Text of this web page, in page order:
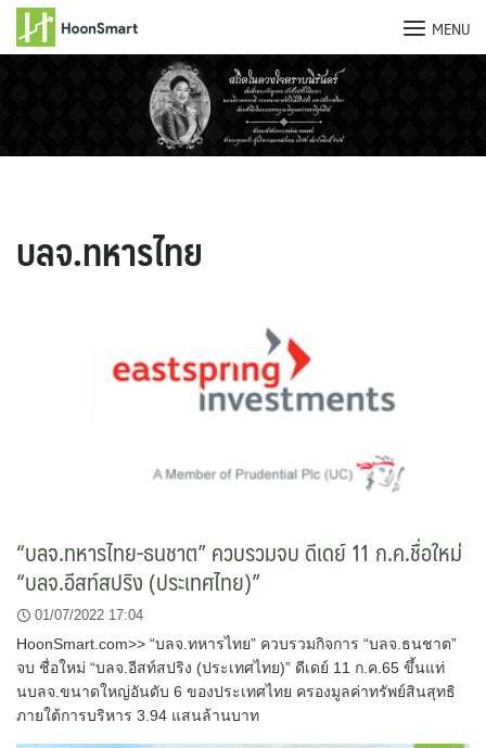
MENU
บลจ.ทหารไทย
“บลจ.ทหารไทย-ธนชาต” ควบรวมจบ ดีเดย์ 11 ก.ค.ชื่อใหม่
“บลจ.อีสท์สปริง (ประเทศไทย)”
01/07/2022 17:04
HoonSmart.com>> “บลจ.ทหารไทย” ควบรวมกิจการ “บลจ.ธนชาต”
จบ ชื่อใหม่ “บลจ.อีสท์สปริง (ประเทศไทย)” ดีเดย์ 11 ก.ค.65 ขึ้นแท่
นบลจ.ขนาดใหญ่อันดับ 6 ของประเทศไทย ครองมูลค่าทรัพย์สินสุทธิ
ภายใต้การบริหาร 3.94 แสนล้านบาท